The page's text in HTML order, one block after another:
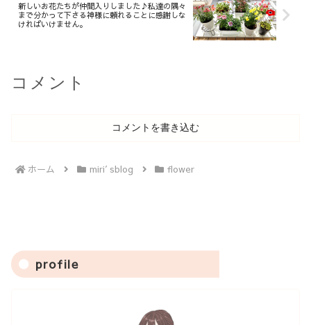
新しいお花たちが仲間入りしました♪私達の隅々
まで分かって下さる神様に頼れることに感謝しな
ければいけません。
コメント
コメントを書き込む
ホーム miri′sblog flower
profile